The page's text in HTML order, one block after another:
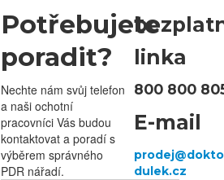
Potřebujete
poradit?
Nechte nám svůj telefon
a naši ochotní
pracovníci Vás budou
kontaktovat a poradí s
výběrem správného
PDR nářadí.
linka
800 800
E-mail